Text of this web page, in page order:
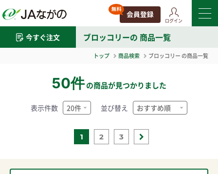
ログイン
今すぐ注文 ブロッコリーの 商品一覧
トップ 商品検索 ブロッコリー の商品一覧
50件の商品が見つかりました
1 2 3
表示件数 並び替え